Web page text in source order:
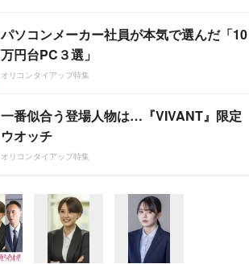
パソコンメーカー社員が本気で選んだ「10
万円台PC３選」
オリコンタイアップ特集
一番似合う登場人物は…『VIVANT』限定
ウオッチ
オリコンタイアップ特集